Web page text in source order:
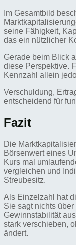
Im Gesamtbild
seine Fähigkeit,
das ein nützlicher
Gerade beim Blick
diese Perspektive.
Kennzahl allein
Verschuldung,
entscheidend für
Fazit
Die
Börsenwert eines
Kurs mal
vergleichen und
Streubesitz.
Als Einzelzahl hat
Sie sagt nichts
Gewinnstabilität
stark verschieben,
ändert.